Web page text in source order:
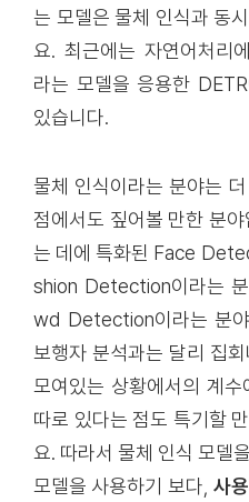
는 모델은 물체 인식과 동
요. 최근에는 자연어처리
라는 모델을 응용한
있습니다.
물체 인식이라는 분야는
점에서도 짚어볼 만한 분
는 데에 특화된 Face
shion Detection이라는
wd Detection이라는 분
보행자 분석과는 달리 집
모여있는 상황에서의 계
따로 있다는 점도 특기할
요. 따라서 물체 인식 모델
모델을 사용하기 보다, 사